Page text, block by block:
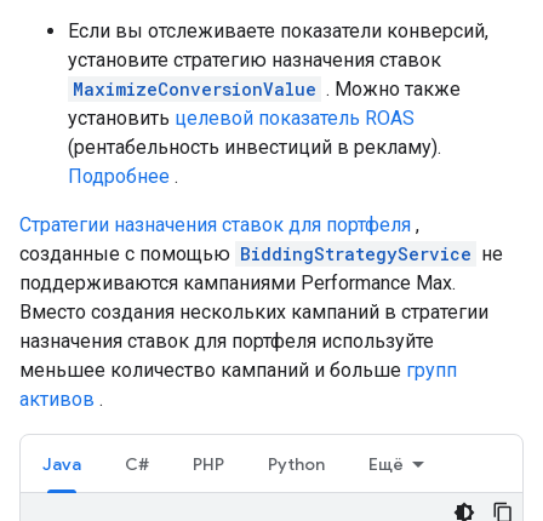
Если вы отслеживаете показатели конверсий,
установите стратегию назначения ставок
MaximizeConversionValue . Можно также
установить целевой показатель ROAS
(рентабельность инвестиций в рекламу).
Подробнее .
Стратегии назначения ставок для портфеля ,
созданные с помощью BiddingStrategyService не
поддерживаются кампаниями Performance Max.
Вместо создания нескольких кампаний в стратегии
назначения ставок для портфеля используйте
меньшее количество кампаний и больше групп
активов .
Java C# PHP Python Ещё